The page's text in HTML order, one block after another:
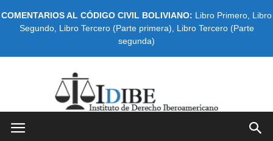
COMENTARIOS AL CÓDIGO CIVIL BOLIVIANO: Libro Primero Libro
Segundo, Libro Tercero (Parte primera)
Libro Tercero (Parte
segunda)